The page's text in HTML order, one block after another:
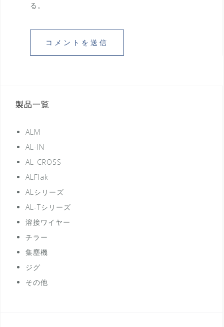
る。
製品一覧
ALM
AL-IN
AL-CROSS
ALFlak
ALシリーズ
AL-Tシリーズ
溶接ワイヤー
チラー
集塵機
ジグ
その他